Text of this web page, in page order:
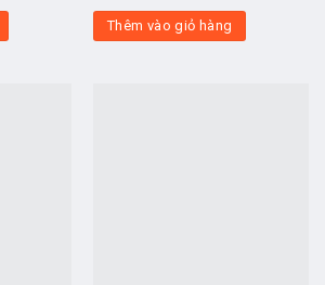
Thêm vào giỏ hàng